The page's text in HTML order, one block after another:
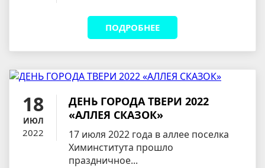
ПОДРОБНЕЕ
18
ИЮЛ
2022
ДЕНЬ ГОРОДА ТВЕРИ 2022
«АЛЛЕЯ СКАЗОК»
17 июля 2022 года в аллее поселка
Химинститута прошло
праздничное...